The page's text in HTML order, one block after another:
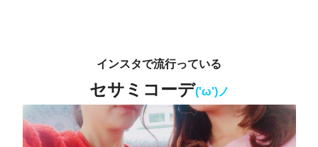
インスタで流行っている
セサミコーデ('ω')ノ